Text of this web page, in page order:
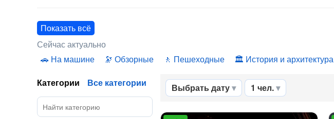
Показать всё
Сейчас актуально
На машине
Обзорные Пешеходные История и архитектура
Выбрать дату 1 чел.
Категории Все категории